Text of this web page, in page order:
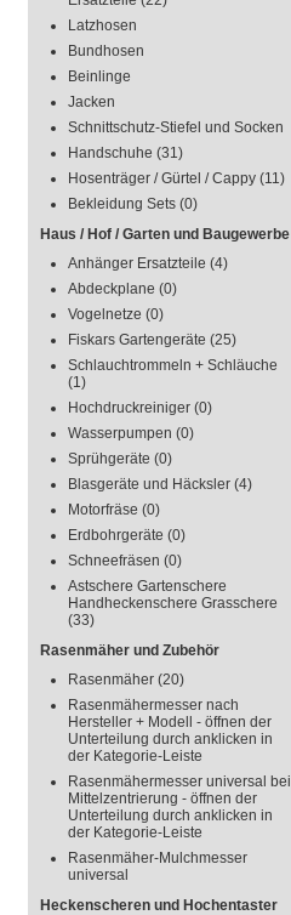
Latzhosen
Bundhosen
Beinlinge
Jacken
Schnittschutz-Stiefel und Socken
Handschuhe (31)
Hosenträger / Gürtel / Cappy (11)
Bekleidung Sets (0)
Haus / Hof / Garten und Baugewerbe
Anhänger Ersatzteile (4)
Abdeckplane (0)
Vogelnetze (0)
Fiskars Gartengeräte (25)
Schlauchtrommeln + Schläuche
(1)
Hochdruckreiniger (0)
Wasserpumpen (0)
Sprühgeräte (0)
Blasgeräte und Häcksler (4)
Motorfräse (0)
Erdbohrgeräte (0)
Schneefräsen (0)
Astschere Gartenschere
Handheckenschere Grasschere
(33)
Rasenmäher und Zubehör
Rasenmäher (20)
Rasenmähermesser nach
Hersteller + Modell - öffnen der
Unterteilung durch anklicken in
der Kategorie-Leiste
Rasenmähermesser universal bei
Mittelzentrierung - öffnen der
Unterteilung durch anklicken in
der Kategorie-Leiste
Rasenmäher-Mulchmesser
universal
Heckenscheren und Hochentaster